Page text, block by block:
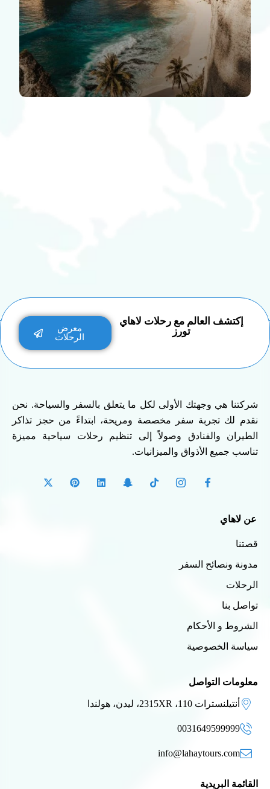
إكتشف العالم مع رحلات لاهاي
تورز
معرض
الرحلات
شركتنا هي وجهتك الأولى لكل ما يتعلق بالسفر والسياحة. نحن
نقدم لك تجربة سفر مخصصة ومريحة، ابتداءً من حجز تذاكر
الطيران والفنادق وصولاً إلى تنظيم رحلات سياحية مميزة
تناسب جميع الأذواق والميزانيات.
عن لاهاي
قصتنا
مدونة ونصائح السفر
الرحلات
تواصل بنا
الشروط و الأحكام
سياسة الخصوصية
معلومات التواصل
أنتيلنسترات 110، 2315XR، ليدن، هولندا
0031649599999
info@lahaytours.com
القائمة البريدية